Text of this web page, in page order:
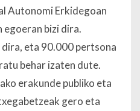
Autonomi Erkidegoan
bizi dira.
eta 90.000 pertsona
behar izaten dute.
erakunde publiko eta
gero eta